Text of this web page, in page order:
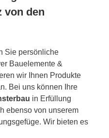
von den
Sie persönliche
Bauelemente &
wir Ihnen Produkte
Bei uns können Ihre
in Erfüllung
ebenso von unserem
Wir bieten es